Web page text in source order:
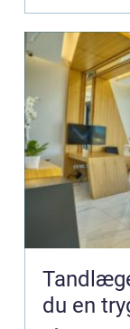
Tandlæge
du en